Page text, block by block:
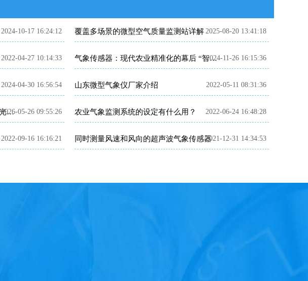
2024-10-17 16:24:12 覆盖多场景的微型空气质量监测站详解 2025-08-20 13:41:18
2022-04-27 10:14:33 气象传感器：现代农业精准化的幕后 “智多星”
2024-11-26 16:15:36
2024-04-30 16:56:54 山东微型气象仪厂家介绍 2022-05-11 08:31:36
隧道洞外亮度检测器通过实时监测洞口光强提升行车安全性
2026-05-26 09:55:26 农业气象监测系统的设定有什么用？ 2022-06-24 16:48:28
2022-09-16 16:16:21 同时测量风速和风向的超声波气象传感器2021-12-31 14:34:53